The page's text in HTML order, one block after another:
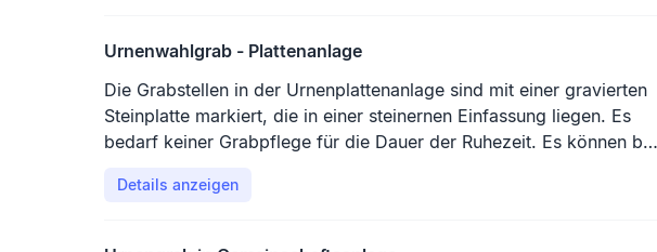
Urnenwahlgrab - Plattenanlage
Die Grabstellen in der Urnenplattenanlage sind mit einer gravierten
Steinplatte markiert, die in einer steinernen Einfassung liegen. Es
bedarf keiner Grabpflege für die Dauer der Ruhezeit. Es können bis
Details anzeigen